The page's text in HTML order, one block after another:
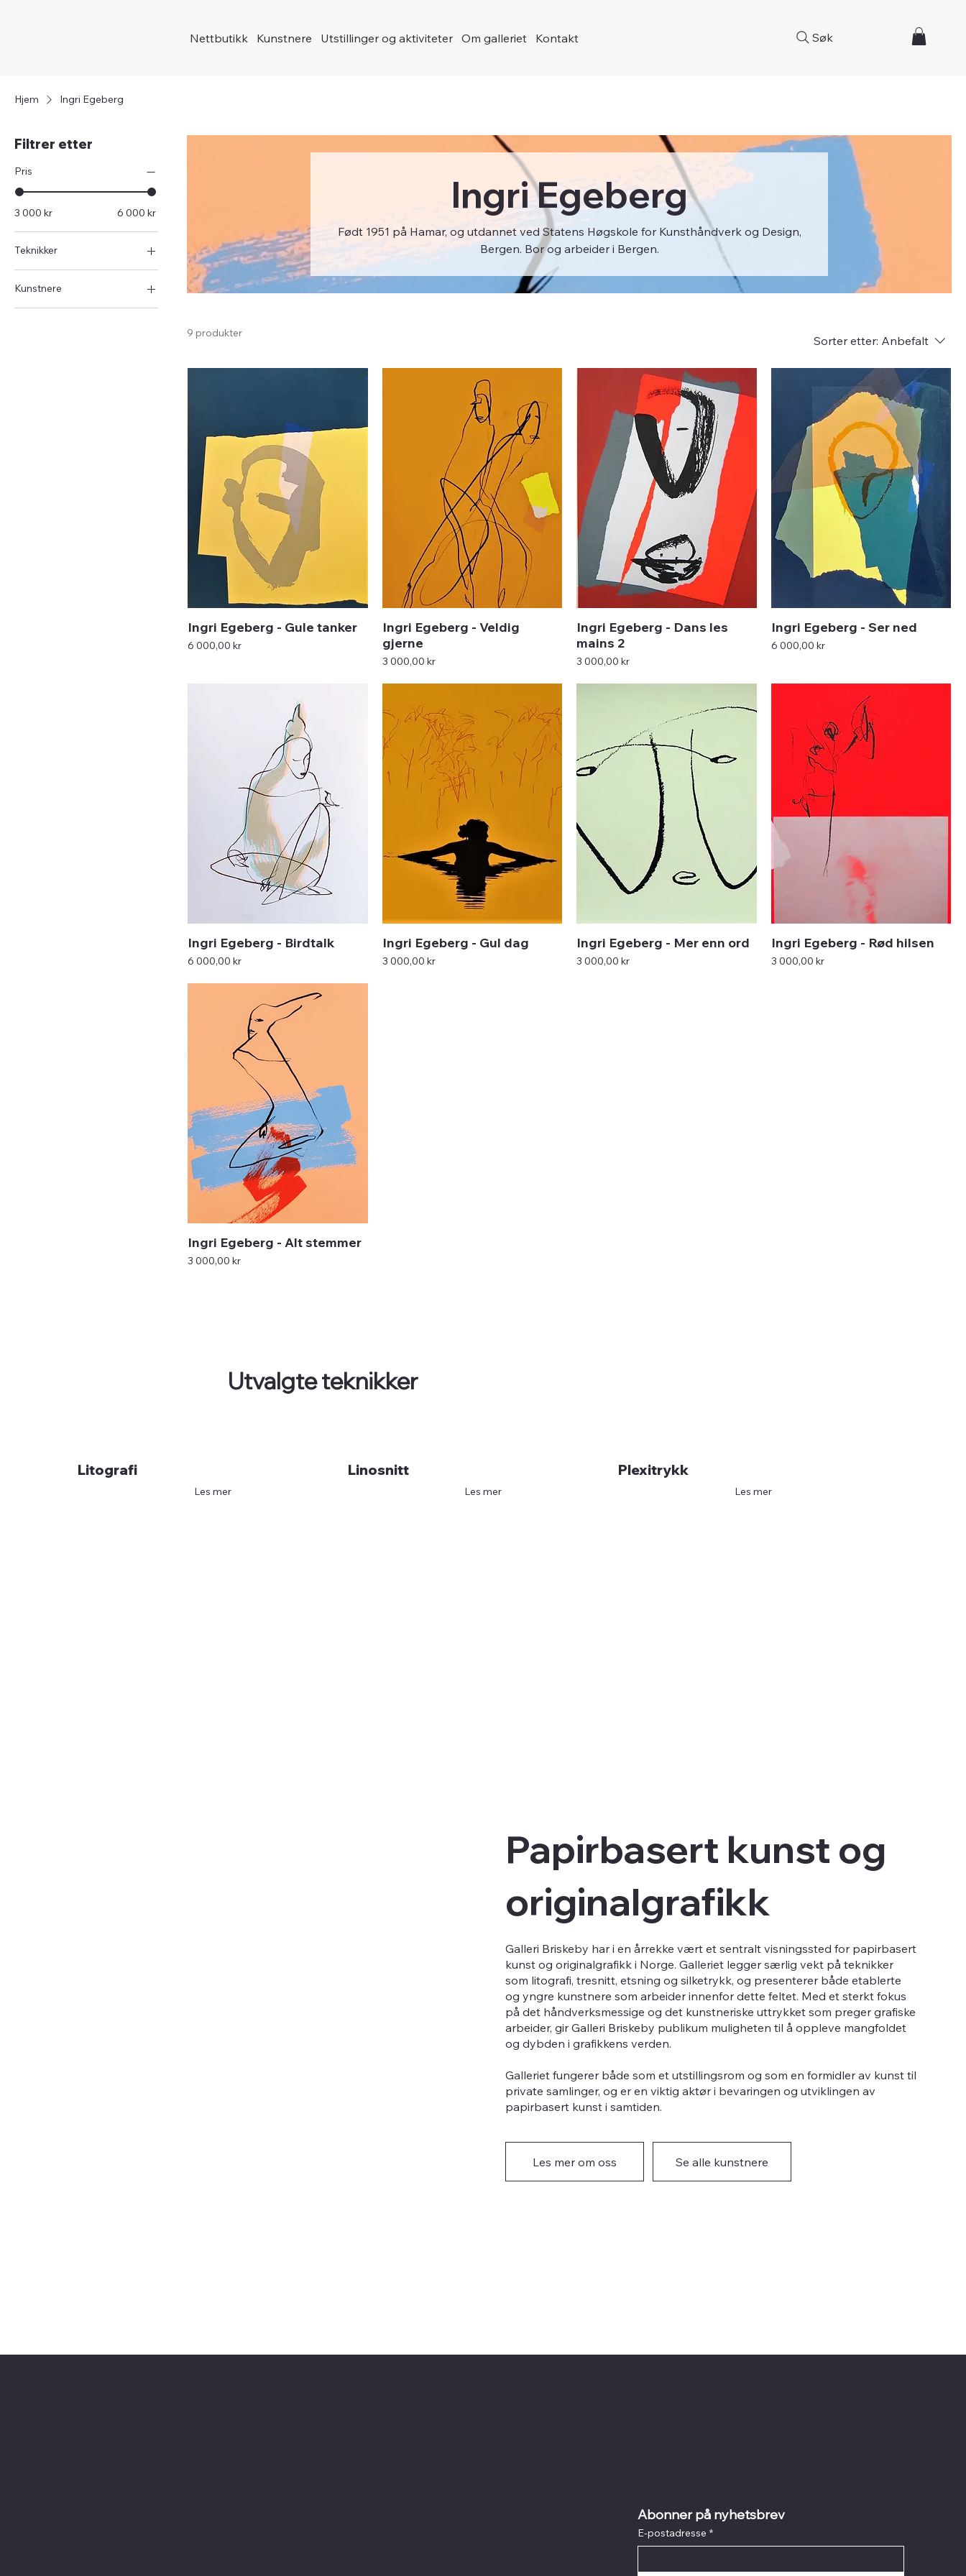
Nettbutikk Kunstnere Utstillinger og aktiviteter Om galleriet Kontakt Søk
Utvalgte teknikker
Litografi
Les mer
Linosnitt
Les mer
Plexitrykk
Les mer
Papirbasert kunst og
originalgrafikk
Galleri Briskeby har i en årrekke vært et sentralt visningssted for papirbasert
kunst og originalgrafikk i Norge. Galleriet legger særlig vekt på teknikker
som litografi, tresnitt, etsning og silketrykk, og presenterer både etablerte
og yngre kunstnere som arbeider innenfor dette feltet. Med et sterkt fokus
på det håndverksmessige og det kunstneriske uttrykket som preger grafiske
arbeider, gir Galleri Briskeby publikum muligheten til å oppleve mangfoldet
og dybden i grafikkens verden.
Galleriet fungerer både som et utstillingsrom og som en formidler av kunst til
private samlinger, og er en viktig aktør i bevaringen og utviklingen av
papirbasert kunst i samtiden.
Les mer om oss Se alle kunstnere
Hjem Ingri Egeberg
Filtrer etter
Pris
3 000 kr 6 000 kr
Teknikker
Silketrykk
Kunstnere
Ingri Egeberg
Ingri Egeberg
Født 1951 på Hamar, og utdannet ved Statens Høgskole for Kunsthåndverk og Design,
Bergen. Bor og arbeider i Bergen.
9 produkter
Sorter etter: Anbefalt
Ingri Egeberg - Gule tanker
Pris
6 000,00 kr
Ingri Egeberg - Veldig
gjerne
Pris
3 000,00 kr
Ingri Egeberg - Dans les
mains 2
Pris
3 000,00 kr
Ingri Egeberg - Ser ned
Pris
6 000,00 kr
Ingri Egeberg - Birdtalk
Pris
6 000,00 kr
Ingri Egeberg - Gul dag
Pris
3 000,00 kr
Ingri Egeberg - Mer enn ord
Pris
3 000,00 kr
Ingri Egeberg - Rød hilsen
Pris
3 000,00 kr
Ingri Egeberg - Alt stemmer
Pris
3 000,00 kr
Abonner på nyhetsbrev
E-postadresse *